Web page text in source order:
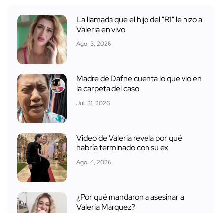
La llamada que el hijo del "R1" le hizo a
Valeria en vivo
Ago. 3, 2026
Madre de Dafne cuenta lo que vio en
la carpeta del caso
Jul. 31, 2026
Video de Valeria revela por qué
habría terminado con su ex
Ago. 4, 2026
¿Por qué mandaron a asesinar a
Valeria Márquez?